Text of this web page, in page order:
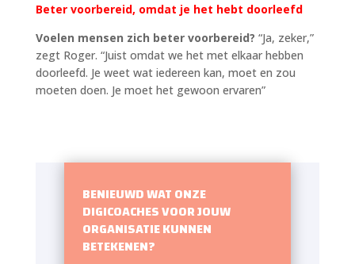
Beter voorbereid, omdat je het hebt doorleefd
Voelen mensen zich beter voorbereid? “Ja, zeker,”
zegt Roger. “Juist omdat we het met elkaar hebben
doorleefd. Je weet wat iedereen kan, moet en zou
moeten doen. Je moet het gewoon ervaren”
BENIEUWD WAT ONZE
DIGICOACHES VOOR JOUW
ORGANISATIE KUNNEN
BETEKENEN?